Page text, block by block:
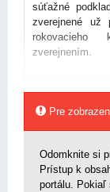
súťažné
zverejnené už
rokovacieho
zverejnením.
Pre
Odomknite si
Prístup k
portálu. Pokiaľ